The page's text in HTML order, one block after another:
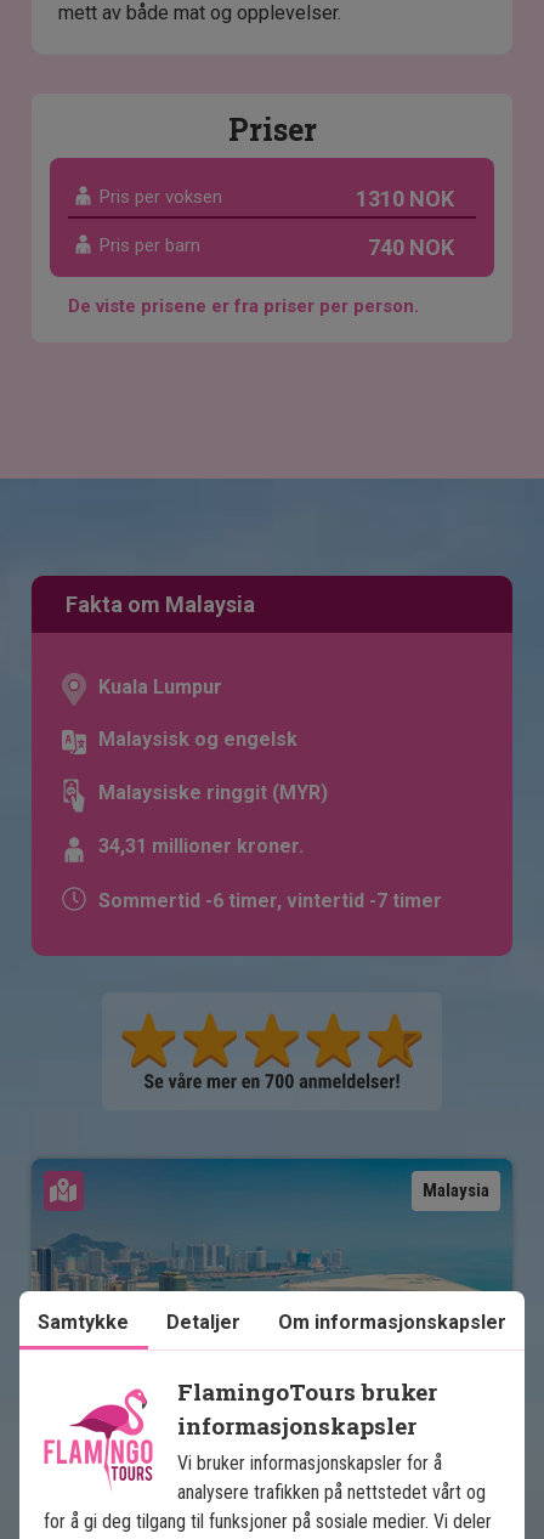
mett av både mat og opplevelser.
Priser
Pris per voksen 1310 NOK
Pris per barn 740 NOK
De viste prisene er fra priser per person.
Fakta om Malaysia
Kuala Lumpur
Malaysisk og engelsk
Malaysiske ringgit (MYR)
34,31 millioner kroner.
Sommertid -6 timer, vintertid -7 timer
Malaysia
Det beste av Malaysia
6 netters rundreise
5 netters badeferie
Samtykke Detaljer Om informasjonskapsler
FlamingoTours bruker
informasjonskapsler
Vi bruker informasjonskapsler for å
analysere trafikken på nettstedet vårt og
for å gi deg tilgang til funksjoner på sosiale medier. Vi deler